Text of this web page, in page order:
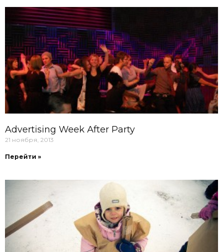
Advertising Week After Party
21 ноября, 2013
Перейти »